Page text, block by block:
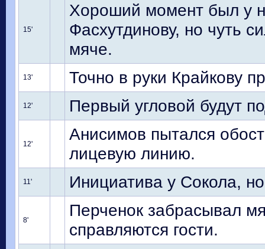
15'
Хороший момент был у
Фасхутдинову, но чуть
мяче.
13' Точно в руки Крайкову
12' Первый угловой будут
12'
Анисимов пытался
лицевую линию.
11' Инициатива у Сокола,
8'
Перченок забрасывал
справляются гости.